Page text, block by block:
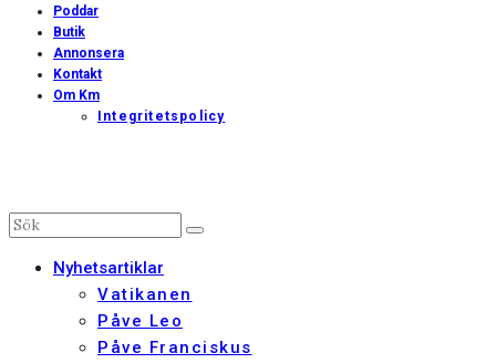
Poddar
Butik
Annonsera
Kontakt
Om Km
Integritetspolicy
Nyhetsartiklar
Vatikanen
Påve Leo
Påve Franciskus